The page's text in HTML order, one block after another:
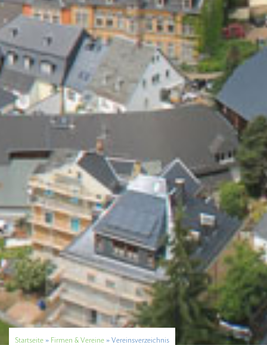
Startseite » Firmen & Vereine » Vereinsverzeichnis